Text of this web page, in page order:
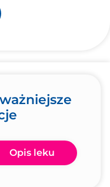
Opis leku